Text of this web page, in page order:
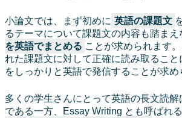
小論文では、まず初めに 英語の課題文
るテーマについて課題文の内容も踏まえ
を英語でまとめる ことが求められます
れた課題文に対して正確に読み取るこ
をしっかりと英語で発信することが求め
多くの学生さんにとって英語の長文読
である一方、Essay Writing とも呼ばれる